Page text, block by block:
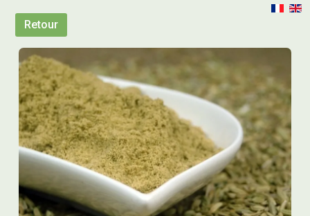
Retour